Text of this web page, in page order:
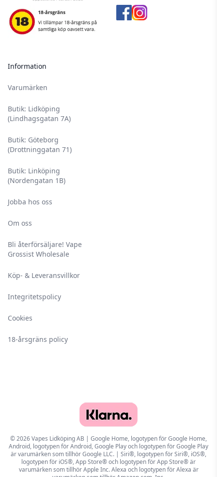
Information
Varumärken
Butik: Lidköping
(Lindhagsgatan 7A)
Butik: Göteborg
(Drottninggatan 71)
Butik: Linköping
(Nordengatan 1B)
Jobba hos oss
Om oss
Bli återförsäljare! Vape
Grossist Wholesale
Köp- & Leveransvillkor
Integritetspolicy
Cookies
18-årsgräns policy
© 2026 Vapes Lidköping AB | Google Home, logotypen för Google Home,
Android, logotypen för Android, Google Play och logotypen för Google Play
är varumärken som tillhör Google LLC. | Siri®, logotypen för Siri®, iOS®,
logotypen för iOS®, App Store® och logotypen för App Store® är
varumärken som tillhör Apple Inc. Alexa och logotypen för Alexa är